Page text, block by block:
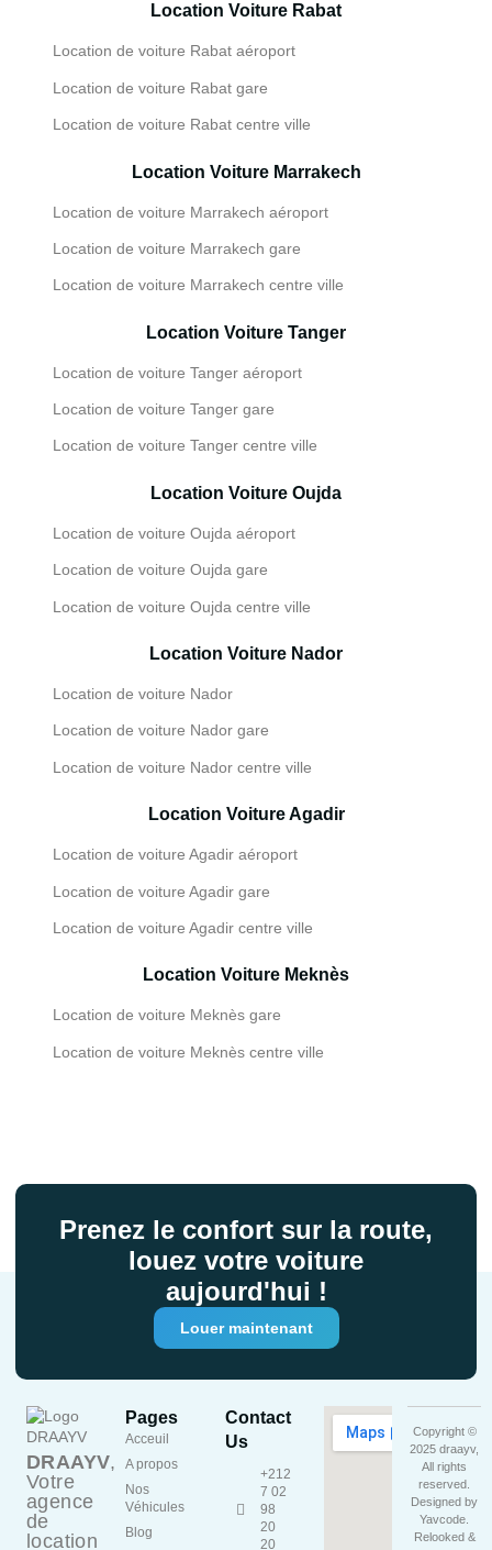
Location Voiture Rabat
Location de voiture Rabat aéroport
Location de voiture Rabat gare
Location de voiture Rabat centre ville
Location Voiture Marrakech
Location de voiture Marrakech aéroport
Location de voiture Marrakech gare
Location de voiture Marrakech centre ville
Location Voiture Tanger
Location de voiture Tanger aéroport
Location de voiture Tanger gare
Location de voiture Tanger centre ville
Location Voiture Oujda
Location de voiture Oujda aéroport
Location de voiture Oujda gare
Location de voiture Oujda centre ville
Location Voiture Nador
Location de voiture Nador
Location de voiture Nador gare
Location de voiture Nador centre ville
Location Voiture Agadir
Location de voiture Agadir aéroport
Location de voiture Agadir gare
Location de voiture Agadir centre ville
Location Voiture Meknès
Location de voiture Meknès gare
Location de voiture Meknès centre ville
Prenez le confort sur la route,
louez votre voiture
aujourd'hui !
Louer maintenant
DRAAYV,
Votre
agence
de
location
Pages
Acceuil
A propos
Nos
Véhicules
Blog
Contact
Us
+212
7 02
98
20
20
Copyright ©
2025 draayv,
All rights
reserved.
Designed by
Yavcode
Relooked &